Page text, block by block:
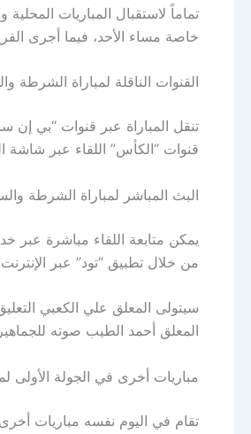
تماماً لاستقبال المباريات
خاصة مساء الأحد، فيما أجرى
القنوات الناقلة لمباراة الشرطة
قنوات “الكأس” اللقاء عبر شاشة الكأس 5، لتتيح للجماهير العربية فرصة متابعة
البث المباشر لمباراة الشرطة
يمكن متابعة اللقاء مباشرة
من خلال تطبيق “تود” عبر
المعلق أحمد الطيب صوته
مباريات أخرى في الجولة الأولى
تقام في اليوم نفسه مباريات